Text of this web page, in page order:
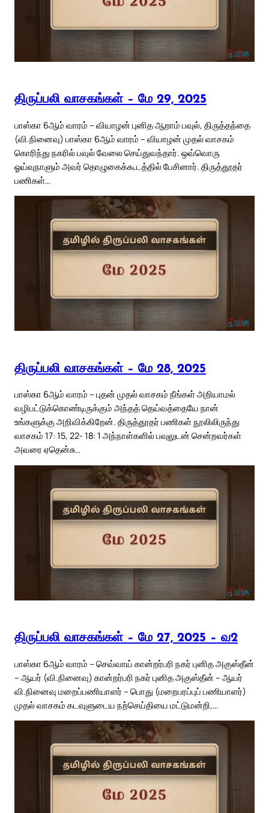
திருப்பலி வாசகங்கள் – மே 29, 2025
பாஸ்கா 6ஆம் வாரம் – வியாழன் புனித ஆறாம் பவுல், திருத்தந்தை
(வி.நினைவு) பாஸ்கா 6ஆம் வாரம் – வியாழன் முதல் வாசகம்
கொரிந்து நகரில் பவுல் வேலை செய்துவந்தார். ஒவ்வொரு
ஓய்வுநாளும் அவர் தொழுகைக்கூடத்தில் பேசினார். திருத்தூதர்
பணிகள்…
திருப்பலி வாசகங்கள் – மே 28, 2025
பாஸ்கா 6ஆம் வாரம் – புதன் முதல் வாசகம் நீங்கள் அறியாமல்
வழிபட்டுக்கொண்டிருக்கும் அந்தத் தெய்வத்தையே நான்
உங்களுக்கு அறிவிக்கிறேன். திருத்தூதர் பணிகள் நூலிலிருந்து
வாசகம் 17: 15, 22- 18: 1 அந்நாள்களில் பவுலுடன் சென்றவர்கள்
அவரை ஏதென்சு…
திருப்பலி வாசகங்கள் – மே 27, 2025 – வ2
பாஸ்கா 6ஆம் வாரம் – செவ்வாய் கான்றர்பரி நகர் புனித அகுஸ்தீன்
– ஆயர் (வி.நினைவு) கான்றர்பரி நகர் புனித அகுஸ்தீன் – ஆயர்
வி.நினைவு மறைப்பணியாளர் – பொது (மறைபரப்புப் பணியாளர்)
முதல் வாசகம் கடவுளுடைய நற்செய்தியை மட்டுமன்றி,…